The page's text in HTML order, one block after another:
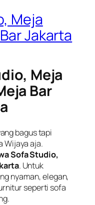
Meja
Jakarta
Meja
Bar
bagus tapi
Wijaya aja.
Sofa Studio,
. Untuk
nyaman, elegan,
seperti sofa